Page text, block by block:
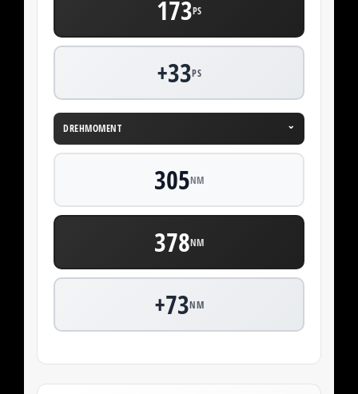
173PS
+33PS
DREHMOMENT ⌄
305NM
378NM
+73NM